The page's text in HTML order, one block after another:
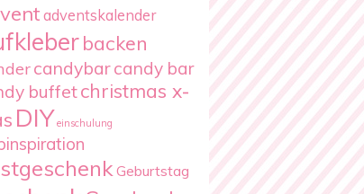
adventskalender
backen
candybarcandy bar
buffetchristmas x-
DIY einschulung
Geburtstag